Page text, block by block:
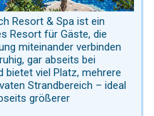
Resort & Spa ist ein
Resort für Gäste, die
miteinander verbinden
gar abseits bei
bietet viel Platz, mehrere
Strandbereich – ideal
größerer